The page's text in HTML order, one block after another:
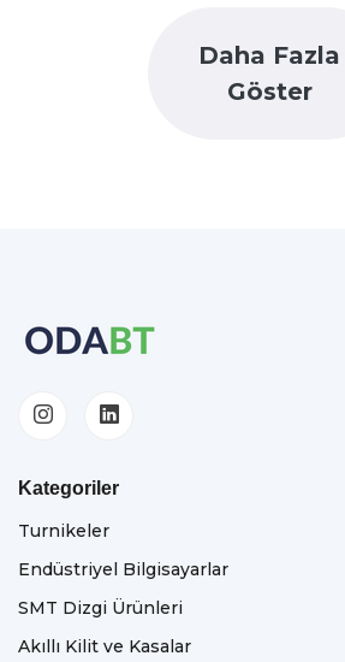
Daha Fazla
Göster
Kategoriler
Turnikeler
Endüstriyel Bilgisayarlar
SMT Dizgi Ürünleri
Akıllı Kilit ve Kasalar